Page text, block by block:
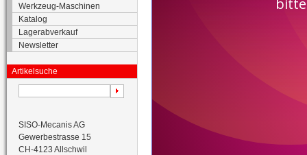
Werkzeug-Maschinen
Katalog
Lagerabverkauf
Newsletter
Artikelsuche
SISO-Mecanis AG
Gewerbestrasse 15
CH-4123 Allschwil